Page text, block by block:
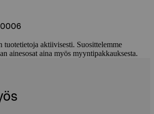
tuotetietoja aktiivisesti. Suosittelemme
ainesosat aina myös myyntipakkauksesta.